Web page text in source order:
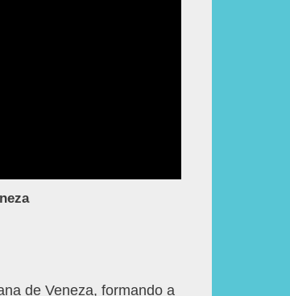
de Veneza, formando a